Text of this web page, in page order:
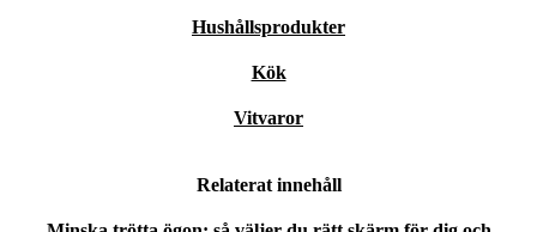
Hushållsprodukter
Kök
Vitvaror
Relaterat innehåll